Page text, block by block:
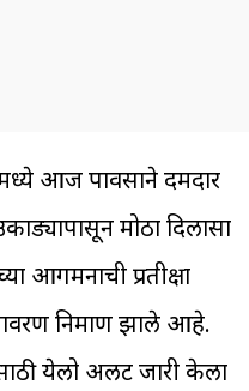
आज पावसाने दमदार
मोठा दिलासा
आगमनाची प्रतीक्षा
निर्माण झाले आहे.
येलो अलर्ट जारी केला